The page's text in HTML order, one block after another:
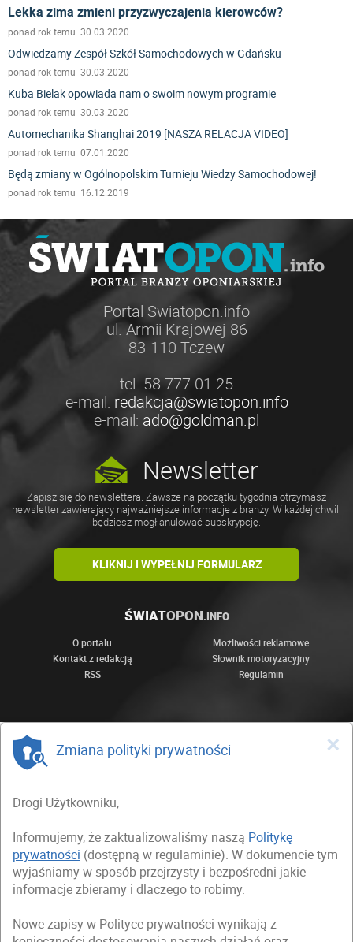
Lekka zima zmieni przyzwyczajenia kierowców?
ponad rok temu 30.03.2020
Odwiedzamy Zespół Szkół Samochodowych w Gdańsku
ponad rok temu 30.03.2020
Kuba Bielak opowiada nam o swoim nowym programie
ponad rok temu 30.03.2020
Automechanika Shanghai 2019 [NASZA RELACJA VIDEO]
ponad rok temu 07.01.2020
Będą zmiany w Ogólnopolskim Turnieju Wiedzy Samochodowej!
ponad rok temu 16.12.2019
Portal Swiatopon.info
ul. Armii Krajowej 86
83-110 Tczew
tel. 58 777 01 25
e-mail: redakcja@swiatopon.info
e-mail: ado@goldman.pl
Newsletter
Zapisz się do newslettera. Zawsze na początku tygodnia otrzymasz
newsletter zawierający najważniejsze informacje z branży. W każdej chwili
będziesz mógł anulować subskrypcję.
KLIKNIJ I WYPEŁNIJ FORMULARZ
ŚWIATOPON.INFO
O portalu
Możliwości reklamowe
Kontakt z redakcją
Słownik motoryzacyjny
RSS
Regulamin
×
Zmiana polityki prywatności
Drogi Użytkowniku,
Informujemy, że zaktualizowaliśmy naszą Politykę
prywatności (dostępną w regulaminie). W dokumencie tym
wyjaśniamy w sposób przejrzysty i bezpośredni jakie
informacje zbieramy i dlaczego to robimy.
Nowe zapisy w Polityce prywatności wynikają z